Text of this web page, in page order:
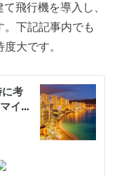
飛行機を導入し、
。下記記事内でも
大です。